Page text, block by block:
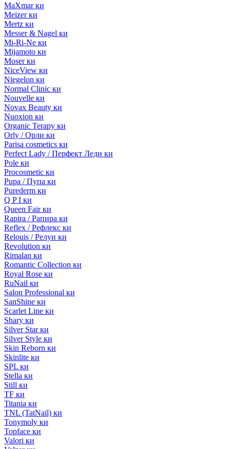
MaXmar ки
Meizer ки
Mertz ки
Messer & Nagel ки
Mi-Ri-Ne ки
Mijamoto ки
Moser ки
NiceView ки
Niegelon ки
Normal Clinic ки
Nouvelle ки
Novax Beauty ки
Nuoxion ки
Organic Terapy ки
Orly / Орли ки
Parisa cosmetics ки
Perfect Lady / Перфект Леди ки
Pole ки
Procosmetic ки
Pupa / Пупа ки
Purederm ки
Q P I ки
Queen Fair ки
Rapira / Рапира ки
Reflex / Рефлекс ки
Relouis / Релуи ки
Revolution ки
Rimalan ки
Romantic Collection ки
Royal Rose ки
RuNail ки
Salon Professional ки
SanShine ки
Scarlet Line ки
Shary ки
Silver Star ки
Silver Style ки
Skin Reborn ки
Skinlite ки
SPL ки
Stella ки
Still ки
TF ки
Titania ки
TNL (TatNail) ки
Tonymoly ки
Topface ки
Valori ки